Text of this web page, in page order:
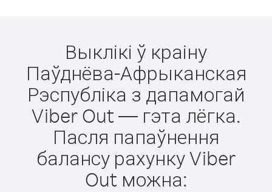
Выклікі ў краіну
Паўднёва-Афрыканская
Рэспубліка з дапамогай
Viber Out — гэта лёгка.
Пасля папаўнення
балансу рахунку Viber
Out можна: